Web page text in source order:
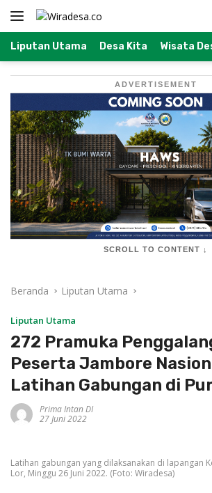
Langsung
Liputan Utama Desa Kita Wisata
ADVERTISEMENT
SCROLL TO CONTENT ↓
Beranda Liputan Utama
Liputan Utama
272 Pramuka
Peserta Jambore
Latihan Gabungan di
Prima Intan DI
27 Juni 2022
Latihan gabungan yang dilaksanakan di lapangan
Lor, Minggu 26 Juni 2022. (Foto: Wiradesa)